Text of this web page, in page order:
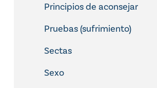
Principios de aconsejar
Pruebas (sufrimiento)
Sectas
Sexo